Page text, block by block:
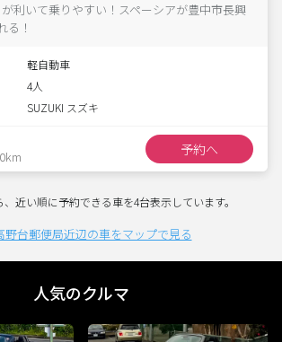
利いて乗りやすい！スペーシアが豊中市長興
る！
軽自動車
4人
SUZUKI スズキ
予約へ
近い順に予約できる車を4台表示しています。
野台郵便局近辺の車をマップで見る
人気のクルマ